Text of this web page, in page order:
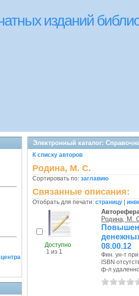
изданий
Электронный каталог:
К списку авторов
Родина, М. С.
Сортировать по: заглавию
Связанные описания:
Отобрать для печати: страницу
Доступно
1 из 1
Родина, М.
08.00.12
Фин. ун-т
ISBN
ф-л